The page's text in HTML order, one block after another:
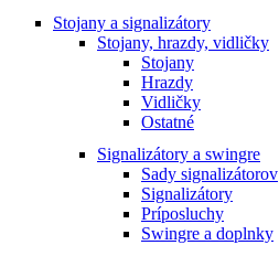
Stojany a signalizátory
Stojany, hrazdy, vidličky
Stojany
Hrazdy
Vidličky
Ostatné
Signalizátory a swingre
Sady signalizátorov
Signalizátory
Príposluchy
Swingre a doplnky